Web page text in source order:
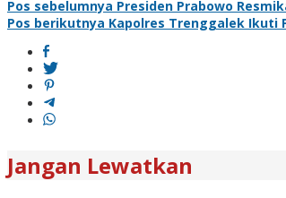
Navigasi
pos
Pos sebelumnya Presiden Prabowo
Pos berikutnya Kapolres Trenggalek Ikuti
Jangan Lewatkan